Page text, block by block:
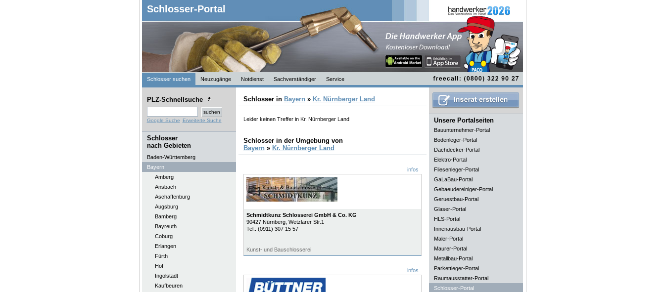
Schlosser-Portal
Schlosser suchen Neuzugänge Notdienst Sachverständiger Service
PLZ-Schnellsuche
Google Suche Erweiterte Suche
Schlosser
nach Gebieten
Baden-Württemberg
Bayern
Amberg
Ansbach
Aschaffenburg
Augsburg
Bamberg
Bayreuth
Coburg
Erlangen
Fürth
Hof
Ingolstadt
Kaufbeuren
Schlosser in Bayern » Kr. Nürnberger Land
Leider keinen Treffer in Kr. Nürnberger Land
Schlosser in der Umgebung von
Bayern » Kr. Nürnberger Land
infos
Schmidtkunz Schlosserei GmbH & Co. KG
90427 Nürnberg, Wetzlarer Str.1
Tel.: (0911) 307 15 57
Kunst- und Bauschlosserei
infos
Unsere Portalseiten
Bauunternehmer-Portal
Bodenleger-Portal
Dachdecker-Portal
Elektro-Portal
Fliesenleger-Portal
GaLaBau-Portal
Gebaeudereiniger-Portal
Geruestbau-Portal
Glaser-Portal
HLS-Portal
Innenausbau-Portal
Maler-Portal
Maurer-Portal
Metallbau-Portal
Parkettleger-Portal
Raumausstatter-Portal
Schlosser-Portal